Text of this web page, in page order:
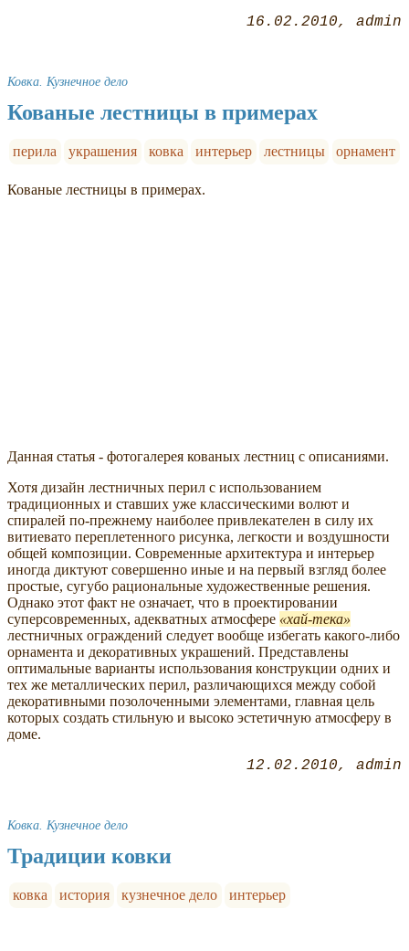
16.02.2010 admin
Ковка. Кузнечное дело
Кованые лестницы в примерах
перила украшения ковка интерьер лестницы орнамент
Кованые лестницы в примерах.
Данная статья - фотогалерея кованых лестниц с описаниями.
Хотя дизайн лестничных перил с использованием
традиционных и ставших уже классическими волют и
спиралей по-прежнему наиболее привлекателен в силу их
витиевато переплетенного рисунка, легкости и воздушности
общей композиции. Современные архитектура и интерьер
иногда диктуют совершенно иные и на первый взгляд более
простые, сугубо рациональные художественные решения.
Однако этот факт не означает, что в проектировании
суперсовременных, адекватных атмосфере
хай-тека
лестничных ограждений следует вообще избегать какого-либо
орнамента и декоративных украшений. Представлены
оптимальные варианты использования конструкции одних и
тех же металлических перил, различающихся между собой
декоративными позолоченными элементами, главная цель
которых создать стильную и высоко эстетичную атмосферу в
доме.
12.02.2010 admin
Ковка. Кузнечное дело
Традиции ковки
ковка история кузнечное дело интерьер